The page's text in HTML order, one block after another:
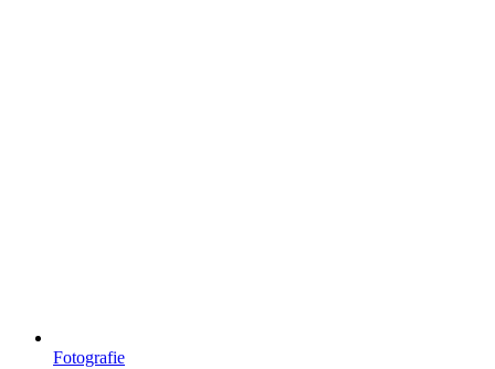
Fotografie